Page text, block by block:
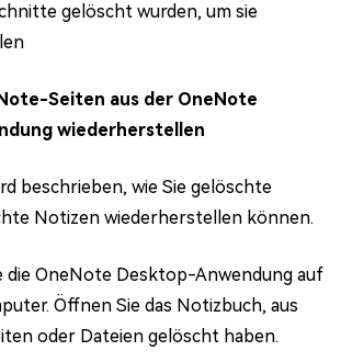
gelöscht wurden, um sie
Seiten aus der OneNote
wiederherstellen
beschrieben, wie Sie gelöschte
Notizen wiederherstellen können.
die OneNote Desktop-Anwendung auf
Öffnen Sie das Notizbuch, aus
oder Dateien gelöscht haben.